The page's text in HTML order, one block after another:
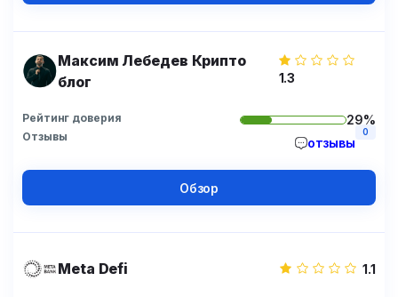
Максим Лебедев Крипто
блог
1.3
Рейтинг доверия 29%
Отзывы отзывы
0
Обзор
Meta Defi 1.1